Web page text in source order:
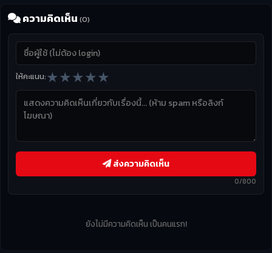
ความคิดเห็น (0)
ให้คะแนน:★★★★★
0/800
ส่งความคิดเห็น
ยังไม่มีความคิดเห็น เป็นคนแรก!